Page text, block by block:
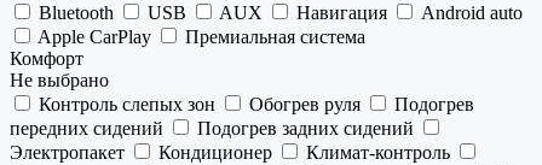
Bluetooth
USB AUX Навигация
Android auto
Apple CarPlay
Премиальная система
Комфорт
Не выбрано
Контроль слепых зон
Обогрев руля
Подогрев
передних сидений
Подогрев задних сидений
Электропакет
Кондиционер
Климат-контроль